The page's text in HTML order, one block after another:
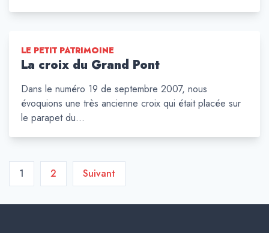
LE PETIT PATRIMOINE
La croix du Grand Pont
Dans le numéro 19 de septembre 2007, nous
évoquions une très ancienne croix qui était placée sur
le parapet du…
Pagination
des
1 2 Suivant